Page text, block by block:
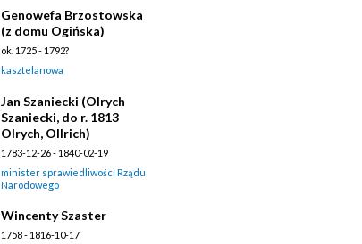
Genowefa Brzostowska
(z domu Ogińska)
ok. 1725 - 1792?
kasztelanowa
Jan Szaniecki (Olrych
Szaniecki, do r. 1813
Olrych, Ollrich)
1783-12-26 - 1840-02-19
minister sprawiedliwości Rządu
Narodowego
Wincenty Szaster
1758 - 1816-10-17